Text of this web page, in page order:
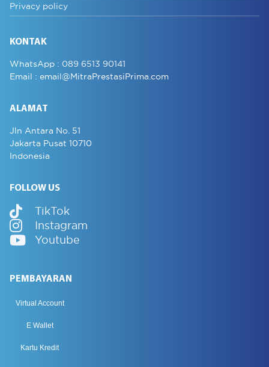
Privacy policy
KONTAK
WhatsApp : 089 6513 90141
Email : email@MitraPrestasiPrima.com
ALAMAT
Jln Antara No. 51
Jakarta Pusat 10710
Indonesia
FOLLOW US
TikTok
Instagram
Youtube
PEMBAYARAN
Virtual Account
E Wallet
Kartu Kredit